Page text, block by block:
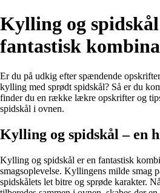
Kylling og
fantastisk
Er du på udkig efter spændende
kylling med sprødt spidskål? Så er du
finder du en række lækre opskrifter og
spidskål i ovnen.
Kylling og spidskål – en
Kylling og spidskål er en fantastisk
smagsoplevelse. Kyllingens milde smag
spidskålets let bitre og sprøde karakter.